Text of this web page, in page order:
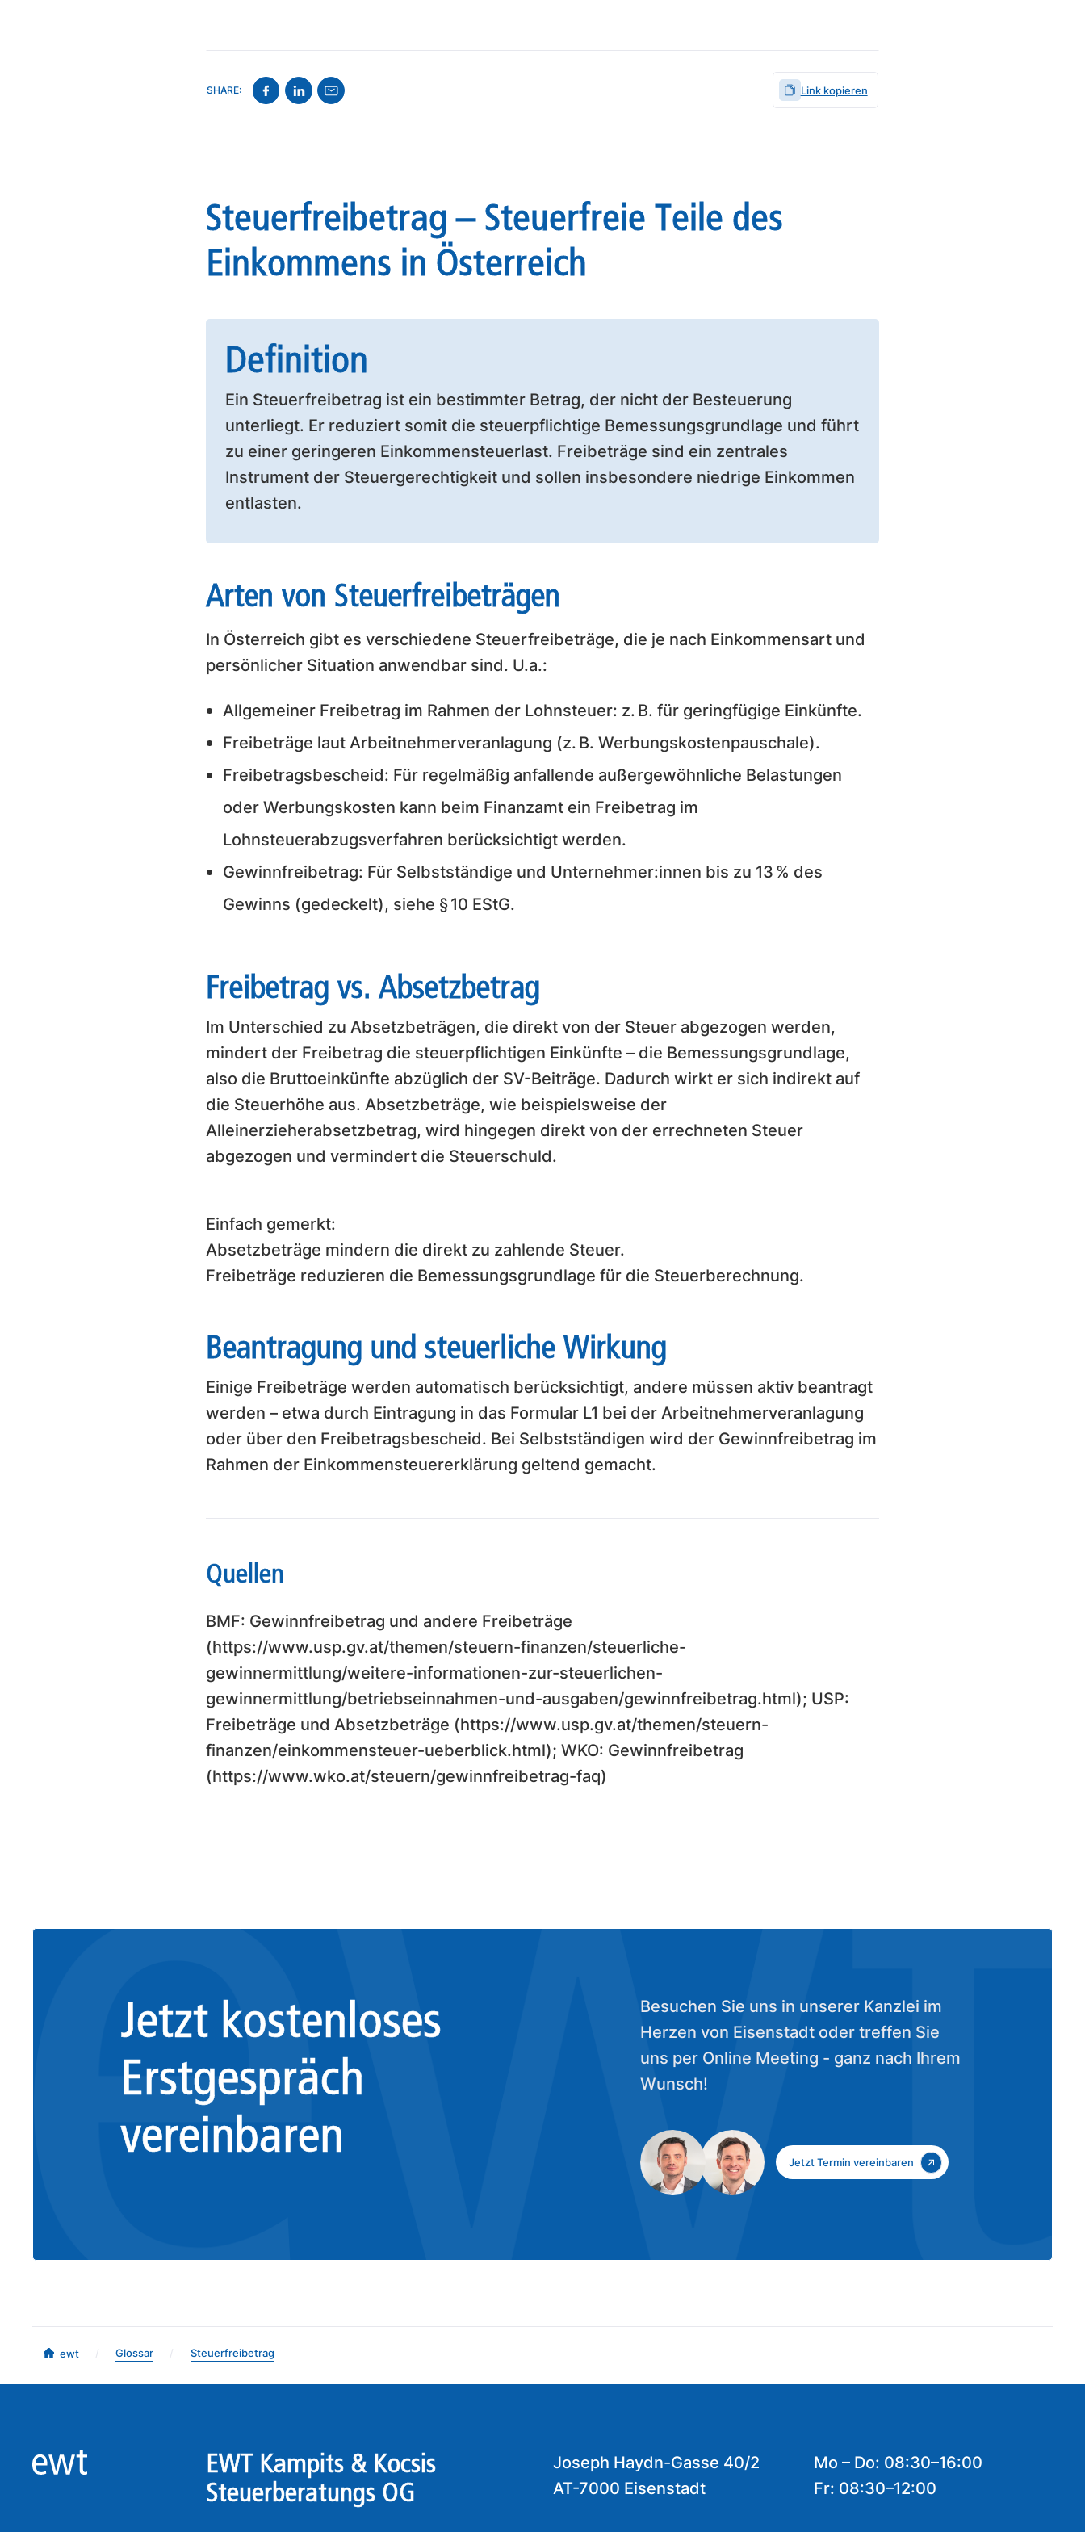
SHARE: Link kopieren
Steuerfreibetrag – Steuerfreie Teile des
Einkommens in Österreich
Definition
Ein Steuerfreibetrag ist ein bestimmter Betrag, der nicht der Besteuerung
unterliegt. Er reduziert somit die steuerpflichtige Bemessungsgrundlage und führt
zu einer geringeren Einkommensteuerlast. Freibeträge sind ein zentrales
Instrument der Steuergerechtigkeit und sollen insbesondere niedrige Einkommen
entlasten.
Arten von Steuerfreibeträgen
In Österreich gibt es verschiedene Steuerfreibeträge, die je nach Einkommensart und
persönlicher Situation anwendbar sind. U.a.:
Allgemeiner Freibetrag im Rahmen der Lohnsteuer: z. B. für geringfügige Einkünfte.
Freibeträge laut Arbeitnehmerveranlagung (z. B. Werbungskostenpauschale).
Freibetragsbescheid: Für regelmäßig anfallende außergewöhnliche Belastungen
oder Werbungskosten kann beim Finanzamt ein Freibetrag im
Lohnsteuerabzugsverfahren berücksichtigt werden.
Gewinnfreibetrag: Für Selbstständige und Unternehmer:innen bis zu 13 % des
Gewinns (gedeckelt), siehe § 10 EStG.
Freibetrag vs. Absetzbetrag
Im Unterschied zu Absetzbeträgen, die direkt von der Steuer abgezogen werden,
mindert der Freibetrag die steuerpflichtigen Einkünfte – die Bemessungsgrundlage,
also die Bruttoeinkünfte abzüglich der SV-Beiträge. Dadurch wirkt er sich indirekt auf
die Steuerhöhe aus. Absetzbeträge, wie beispielsweise der
Alleinerzieherabsetzbetrag, wird hingegen direkt von der errechneten Steuer
abgezogen und vermindert die Steuerschuld.
Einfach gemerkt:
Absetzbeträge mindern die direkt zu zahlende Steuer.
Freibeträge reduzieren die Bemessungsgrundlage für die Steuerberechnung.
Beantragung und steuerliche Wirkung
Einige Freibeträge werden automatisch berücksichtigt, andere müssen aktiv beantragt
werden – etwa durch Eintragung in das Formular L1 bei der Arbeitnehmerveranlagung
oder über den Freibetragsbescheid. Bei Selbstständigen wird der Gewinnfreibetrag im
Rahmen der Einkommensteuererklärung geltend gemacht.
Quellen
BMF: Gewinnfreibetrag und andere Freibeträge
(https://www.usp.gv.at/themen/steuern-finanzen/steuerliche-
gewinnermittlung/weitere-informationen-zur-steuerlichen-
gewinnermittlung/betriebseinnahmen-und-ausgaben/gewinnfreibetrag.html); USP:
Freibeträge und Absetzbeträge (https://www.usp.gv.at/themen/steuern-
finanzen/einkommensteuer-ueberblick.html); WKO: Gewinnfreibetrag
(https://www.wko.at/steuern/gewinnfreibetrag-faq)
Jetzt kostenloses
Erstgespräch
vereinbaren
Besuchen Sie uns in unserer Kanzlei im
Herzen von Eisenstadt oder treffen Sie
uns per Online Meeting - ganz nach Ihrem
Wunsch!
Jetzt Termin vereinbaren
ewt / Glossar / Steuerfreibetrag
EWT Kampits & Kocsis
Steuerberatungs OG
Joseph Haydn-Gasse 40/2
AT-7000 Eisenstadt
Mo – Do: 08:30–16:00
Fr: 08:30–12:00